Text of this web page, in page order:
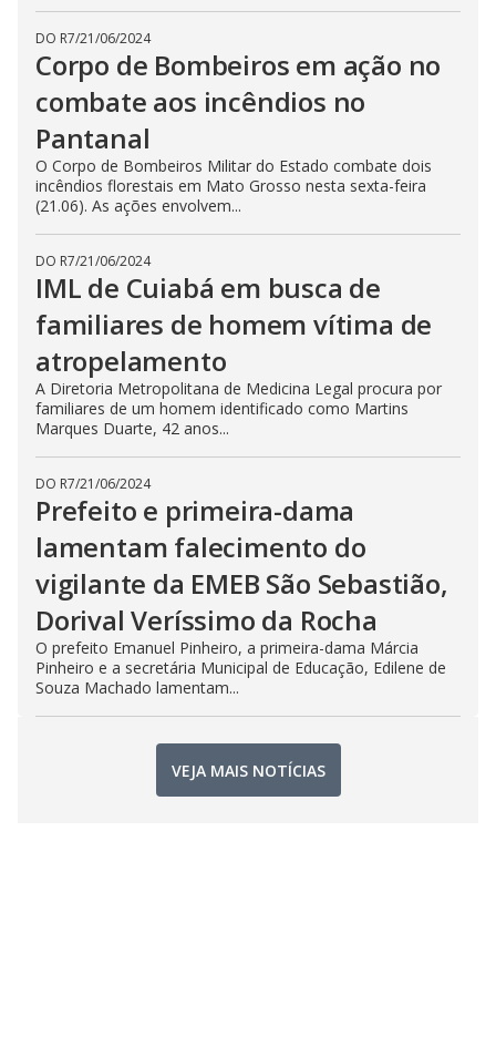
DO R7/21/06/2024
Corpo de Bombeiros em ação no
combate aos incêndios no
Pantanal
O Corpo de Bombeiros Militar do Estado combate dois
incêndios florestais em Mato Grosso nesta sexta-feira
(21.06). As ações envolvem...
DO R7/21/06/2024
IML de Cuiabá em busca de
familiares de homem vítima de
atropelamento
A Diretoria Metropolitana de Medicina Legal procura por
familiares de um homem identificado como Martins
Marques Duarte, 42 anos...
DO R7/21/06/2024
Prefeito e primeira-dama
lamentam falecimento do
vigilante da EMEB São Sebastião,
Dorival Veríssimo da Rocha
O prefeito Emanuel Pinheiro, a primeira-dama Márcia
Pinheiro e a secretária Municipal de Educação, Edilene de
Souza Machado lamentam...
VEJA MAIS NOTÍCIAS